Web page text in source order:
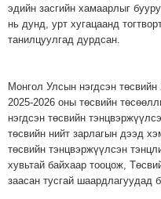
эдийн засгийн хамаарлыг
нь дунд, урт хугацаанд
танилцуулгад дурдсан.
Монгол Улсын нэгдсэн
2025-2026 оны төсвийн
нэгдсэн төсвийн
төсвийн нийт зарлагын дээд
төсвийн тэнцвэржүүлсэн
хувьтай байхаар тооцож,
заасан тусгай шаардлагуудад